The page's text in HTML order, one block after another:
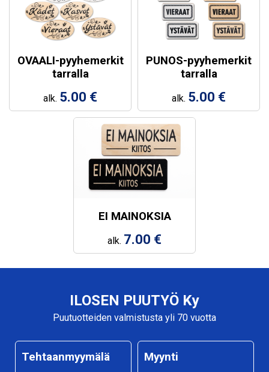
OVAALI-pyyhemerkit
tarralla
alk. 5.00 €
PUNOS-pyyhemerkit
tarralla
alk. 5.00 €
EI MAINOKSIA
alk. 7.00 €
ILOSEN PUUTYÖ Ky
Puutuotteiden valmistusta yli 70 vuotta
Tehtaanmyymälä Myynti